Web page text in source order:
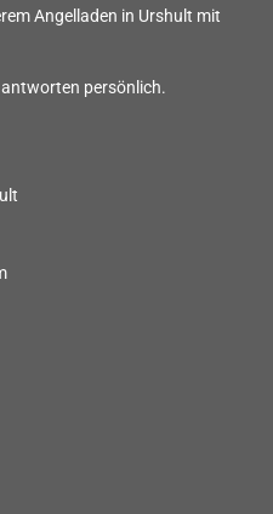
Angelladen in Urshult mit
persönlich.